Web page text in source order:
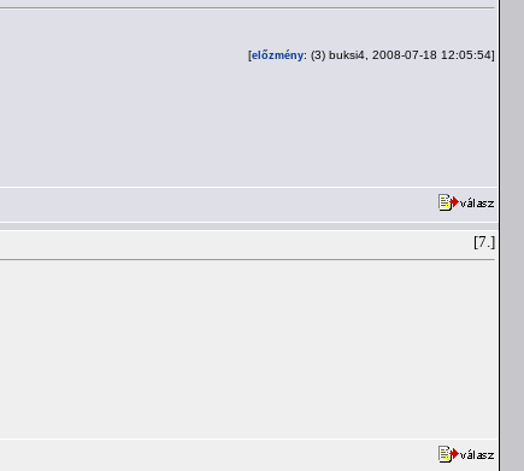
[előzmény: (3) buksi4, 2008-07-18 12:05:54]
[7.]